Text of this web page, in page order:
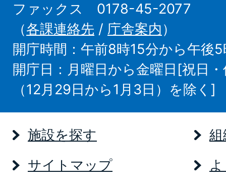
ファックス 0178-45-2077
（各課連絡先 / 庁舎案内）
開庁時間：午前8時15分から午後
開庁日：月曜日から金曜日[祝日
（12月29日から1月3日）を除く]
施設を探す
サイトマップ